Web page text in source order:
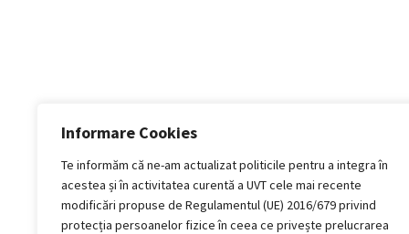
Informare Cookies
Te informăm că ne-am actualizat politicile pentru a integra în
acestea și în activitatea curentă a UVT cele mai recente
modificări propuse de Regulamentul (UE) 2016/679 privind
protecția persoanelor fizice în ceea ce privește prelucrarea